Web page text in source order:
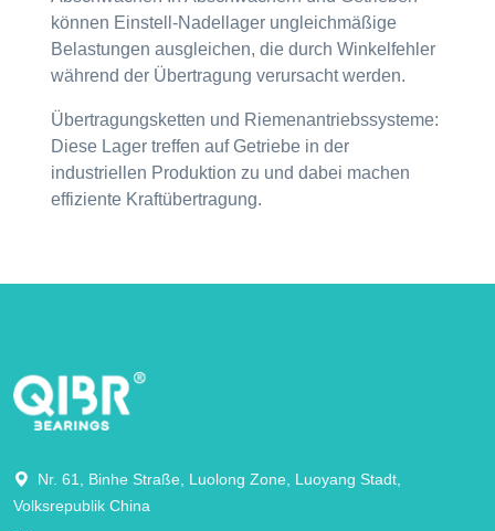
können Einstell-Nadellager ungleichmäßige
Belastungen ausgleichen, die durch Winkelfehler
während der Übertragung verursacht werden.
Übertragungsketten und Riemenantriebssysteme:
Diese Lager treffen auf Getriebe in der
industriellen Produktion zu und dabei machen
effiziente Kraftübertragung.
Nr. 61, Binhe Straße, Luolong Zone, Luoyang Stadt,
Volksrepublik China